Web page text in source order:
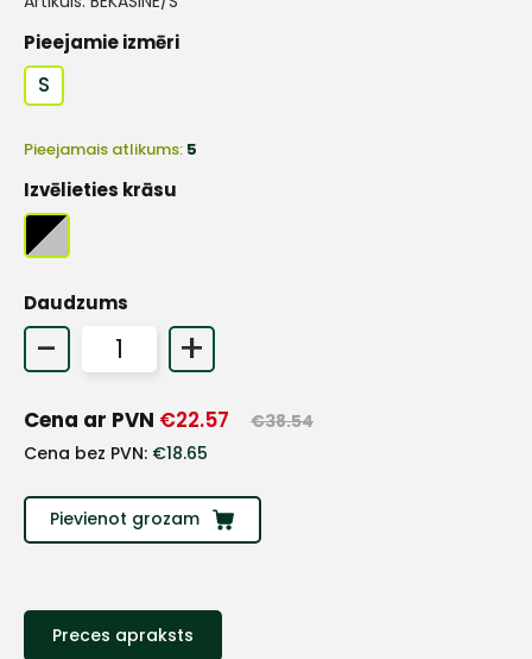
Pieejamie izmēri
S
Pieejamais atlikums: 5
Izvēlieties krāsu
Daudzums
- +
Cena ar PVN €22.57 €38.54
Cena bez PVN: €18.65
Pievienot grozam
Preces apraksts
Sazinies
+